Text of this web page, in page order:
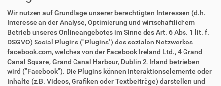
Wir nutzen auf Grundlage unserer berechtigten Interessen (d.h.
Interesse an der Analyse, Optimierung und wirtschaftlichem
Betrieb unseres Onlineangebotes im Sinne des Art. 6 Abs. 1 lit. f.
DSGVO) Social Plugins ("Plugins") des sozialen Netzwerkes
facebook.com, welches von der Facebook Ireland Ltd., 4 Grand
Canal Square, Grand Canal Harbour, Dublin 2, Irland betrieben
wird ("Facebook"). Die Plugins können Interaktionselemente oder
Inhalte (z.B. Videos, Grafiken oder Textbeiträge) darstellen und